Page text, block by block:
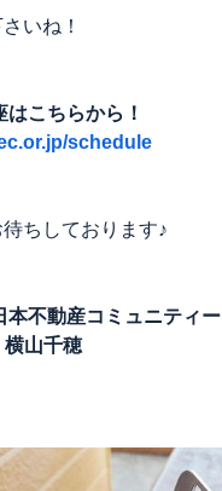
いね！
こちらから！
schedule
ちしております♪
本不動産コミュニティー
山千穂